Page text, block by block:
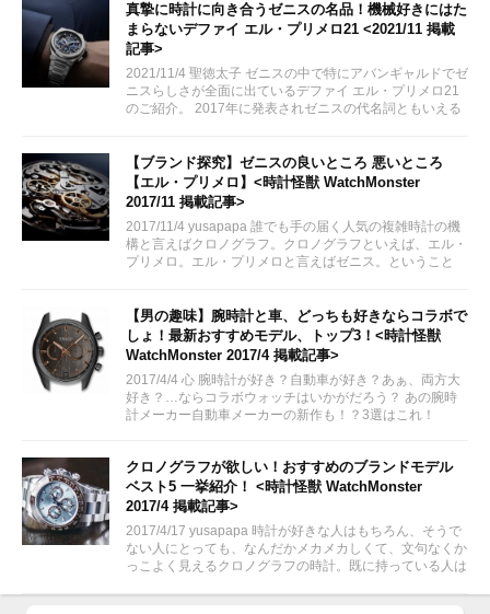
真摯に時計に向き合うゼニスの名品！機械好きにはた
まらないデファイ エル・プリメロ21 <2021/11 掲載
記事>
2021/11/4 聖徳太子 ゼニスの中で特にアバンギャルドでゼ
ニスらしさが全面に出ているデファイ エル・プリメロ21
のご紹介。 2017年に発表されゼニスの代名詞ともいえる
す。...
【ブランド探究】ゼニスの良いところ 悪いところ
【エル・プリメロ】<時計怪獣 WatchMonster
2017/11 掲載記事>
2017/11/4 yusapapa 誰でも手の届く人気の複雑時計の機
構と言えばクロノグラフ。クロノグラフといえば、エル・
プリメロ。エル・プリメロと言えばゼニス。ということ
【男の趣味】腕時計と車、どっちも好きならコラボで
しょ！最新おすすめモデル、トップ3！<時計怪獣
WatchMonster 2017/4 掲載記事>
2017/4/4 心 腕時計が好き？自動車が好き？あぁ、両方大
好き？…ならコラボウォッチはいかがだろう？ あの腕時
計メーカー自動車メーカーの新作も！？3選はこれ！
クロノグラフが欲しい！おすすめのブランドモデル
ベスト5 一挙紹介！ <時計怪獣 WatchMonster
2017/4 掲載記事>
2017/4/17 yusapapa 時計が好きな人はもちろん、そうで
ない人にとっても、なんだかメカメカしくて、文句なくか
っこよく見えるクロノグラフの時計。既に持っている人は